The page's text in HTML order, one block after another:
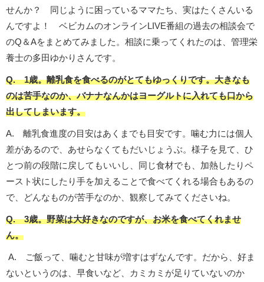
せんか？ 同じように困っているママたち、実はたくさんいる
んですよ！ ベビカムのオンラインLIVE番組の過去の相談会で
のQ＆Aをまとめてみました。相談に乗ってくれたのは、管理栄
養士の多田ゆかりさんです。
Q. 1歳。離乳食を食べるのがとてもゆっくりです。大きなも
のは苦手なのか、バナナなんかはヨーグルトに入れても口から
出してしまいます。
A. 離乳食進度の目安はあくまでも目安です。噛む力には個人
差があるので、あせらなくてもだいじょうぶ。様子を見て、ひ
とつ前の段階に戻してもいいし、同じ食材でも、加熱したりペ
ースト状にしたり手を加えることで食べてくれる場合もあるの
で、どんなものが苦手なのか、観察してみてくださいね。
Q. 3歳。野菜は大好きなのですが、お米を食べてくれませ
ん。
A. ご飯って、噛むと甘味が増すはずなんです。だから、好ま
ないというのは、早食いなど、カミカミが足りていないのか